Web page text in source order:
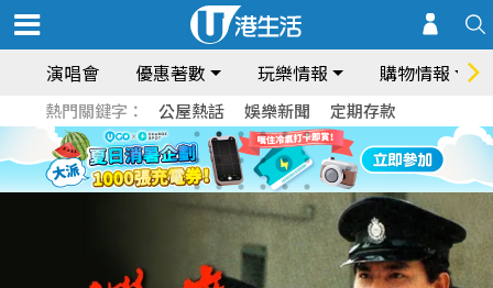
演唱會 優惠著數 玩樂情報 購物情報
熱門關鍵字： 公屋熱話 娛樂新聞 定期存款